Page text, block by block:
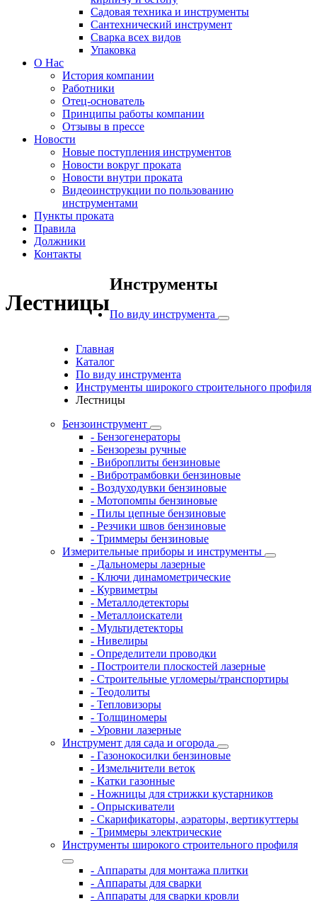
Садовая техника и инструменты
Сантехнический инструмент
Сварка всех видов
Упаковка
О Нас
История компании
Работники
Отец-основатель
Принципы работы компании
Отзывы в прессе
Новости
Новые поступления инструментов
Новости вокруг проката
Новости внутри проката
Видеоинструкции по пользованию
инструментами
Пункты проката
Правила
Должники
Контакты
Лестницы
Главная
Каталог
По виду инструмента
Инструменты широкого строительного профиля
Лестницы
Инструменты
По виду инструмента
Бензоинструмент
- Бензогенераторы
- Бензорезы ручные
- Виброплиты бензиновые
- Вибротрамбовки бензиновые
- Воздуходувки бензиновые
- Мотопомпы бензиновые
- Пилы цепные бензиновые
- Резчики швов бензиновые
- Триммеры бензиновые
Измерительные приборы и инструменты
- Дальномеры лазерные
- Ключи динамометрические
- Курвиметры
- Металлодетекторы
- Металлоискатели
- Мультидетекторы
- Нивелиры
- Определители проводки
- Построители плоскостей лазерные
- Строительные угломеры/транспортиры
- Теодолиты
- Тепловизоры
- Толщиномеры
- Уровни лазерные
Инструмент для сада и огорода
- Газонокосилки бензиновые
- Измельчители веток
- Катки газонные
- Ножницы для стрижки кустарников
- Опрыскиватели
- Скарификаторы, аэраторы, вертикуттеры
- Триммеры электрические
Инструменты широкого строительного профиля
- Аппараты для монтажа плитки
- Аппараты для сварки
- Аппараты для сварки кровли